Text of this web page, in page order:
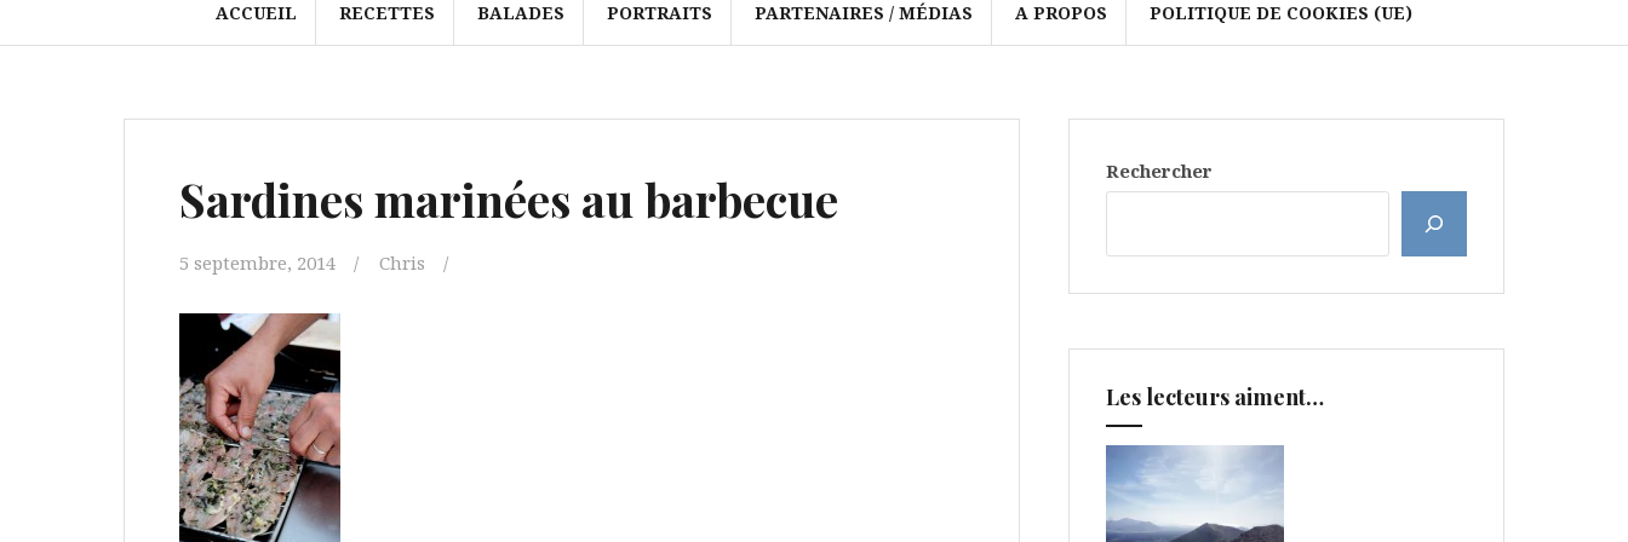
ACCUEIL RECETTES BALADES PORTRAITS PARTENAIRES / MÉDIAS A PROPOS POLITIQUE DE COOKIES (UE)
Sardines marinées au barbecue
5 septembre, 2014 Chris
Rechercher
Les lecteurs aiment…